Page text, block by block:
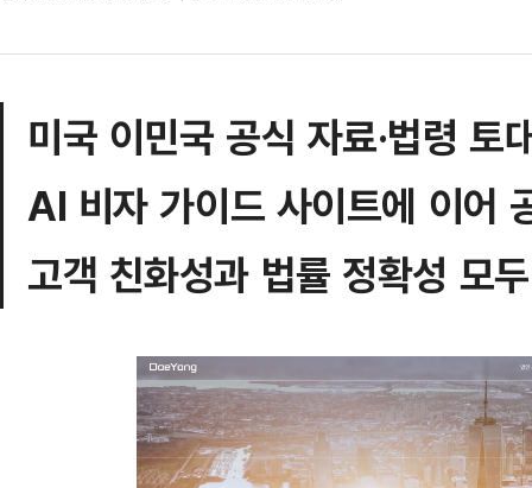
미국 이민국 공식 자료·법령 토
AI 비자 가이드 사이트에 이어
고객 친화성과 법률 정확성 모